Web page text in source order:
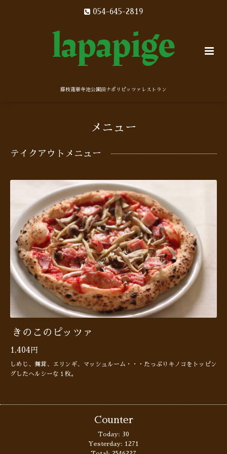
054-645-2819
藤枝蓮華寺池公園前ナポリピッツァレストラン
メニュー
テイクアウトメニュー
きのこのピッツァ
1,404円
しめじ、舞茸、エリンギ、マッシュルーム・・・たっぷりキノコをトッピン
グしたヘルシーな１枚。
Counter
Today: 30
Yesterday: 1271